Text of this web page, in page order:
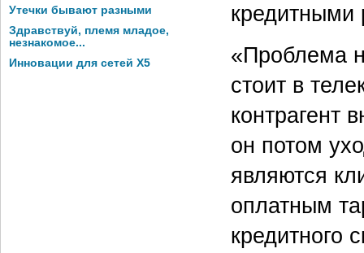
Утечки бывают разными
Здравствуй, племя младое,
незнакомое...
Инновации для сетей X5
кредитными
«Проблема
стоит в
контрагент
он потом
являются
оплатным
кредитного